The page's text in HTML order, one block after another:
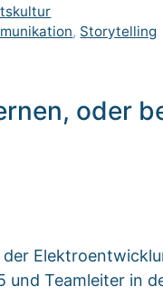
, Storytelling
oder
und Teamleiter in